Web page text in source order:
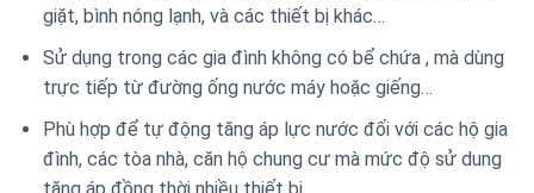
giặt, bình nóng lạnh, và các thiết bị khác…
Sử dụng trong các gia đình không có bể chứa , mà dùng
trực tiếp từ đường ống nước máy hoặc giếng…
Phù hợp để tự động tăng áp lực nước đối với các hộ gia
đình, các tòa nhà, căn hộ chung cư mà mức độ sử dung
tăng áp đồng thời nhiều thiết bị.